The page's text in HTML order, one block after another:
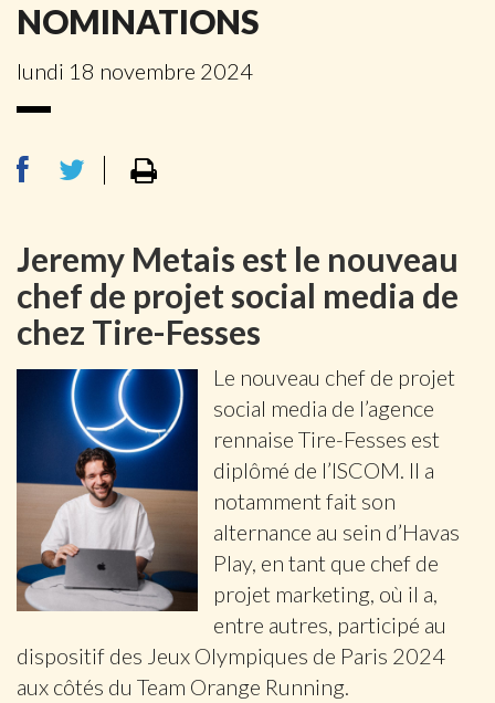
NOMINATIONS
lundi 18 novembre 2024
Jeremy Metais est le nouveau
chef de projet social media de
chez Tire-Fesses
Le nouveau chef de projet
social media de l’agence
rennaise Tire-Fesses est
diplômé de l’ISCOM. Il a
notamment fait son
alternance au sein d’Havas
Play, en tant que chef de
projet marketing, où il a,
entre autres, participé au
dispositif des Jeux Olympiques de Paris 2024
aux côtés du Team Orange Running.